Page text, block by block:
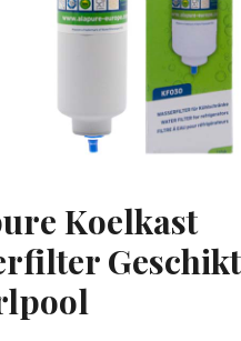
Koelkast